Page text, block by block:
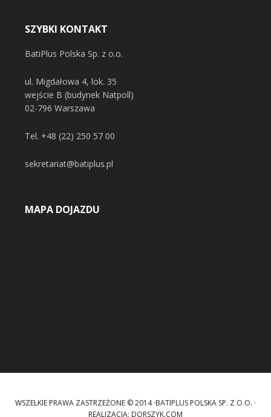
SZYBKI KONTAKT
BatiPlus Polska Sp. z o.o.
ul. Migdałowa 4, lok. 35
wejście B (budynek Natpoll)
02-796 Warszawa
Tel. +48 (22) 250 57 00
sekretariat@batiplus.pl
MAPA DOJAZDU
WSZELKIE PRAWA ZASTRZEŻONE © 2014 ·BATIPLUS POLSKA SP. Z O.O. ·
REALIZACJA: DORSZYK.COM